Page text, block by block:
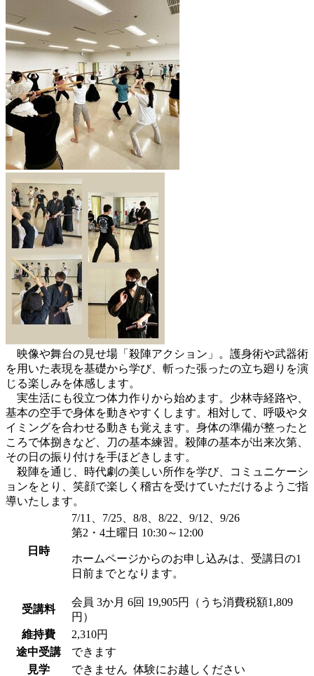
映像や舞台の見せ場「殺陣アクション」。護身術や武器術
を用いた表現を基礎から学び、斬った張ったの立ち廻りを演
じる楽しみを体感します。
実生活にも役立つ体力作りから始めます。少林寺経路や、
基本の空手で身体を動きやすくします。相対して、呼吸やタ
イミングを合わせる動きも覚えます。身体の準備が整ったと
ころで体捌きなど、刀の基本練習。殺陣の基本が出来次第、
その日の振り付けを手ほどきします。
殺陣を通じ、時代劇の美しい所作を学び、コミュニケーシ
ョンをとり、笑顔で楽しく稽古を受けていただけるようご指
導いたします。
日時
7/11、7/25、8/8、8/22、9/12、9/26
第2・4土曜日 10:30～12:00
ホームページからのお申し込みは、受講日の1
日前までとなります。
受講料
会員 3か月 6回 19,905円（うち消費税額1,809
円）
維持費
2,310円
途中受講
できます
見学
できません 体験にお越しください